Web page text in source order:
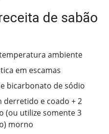
de sabão
ambiente
em escamas
bicarbonato de sódio
derretido e coado + 2
(ou utilize somente 3
morno